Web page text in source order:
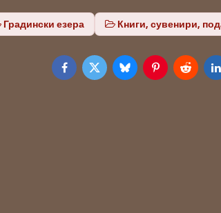
Градински езера Книги, сувенири,
FacebookTwitterBlueskyPinterestReddit